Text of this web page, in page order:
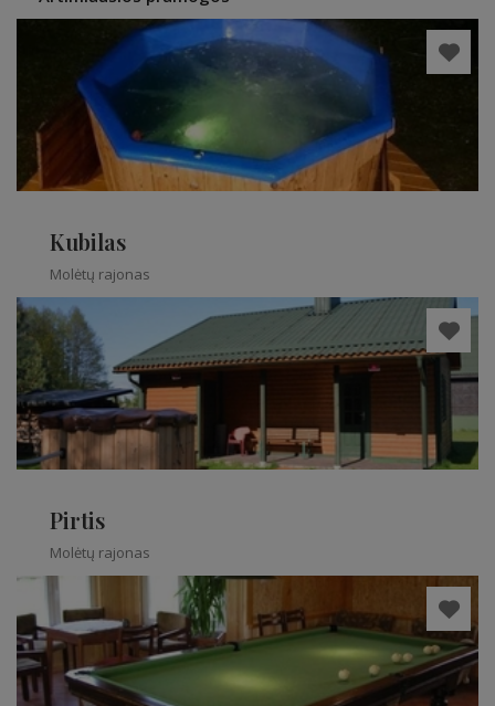
Kubilas
Molėtų rajonas
Pirtis
Molėtų rajonas